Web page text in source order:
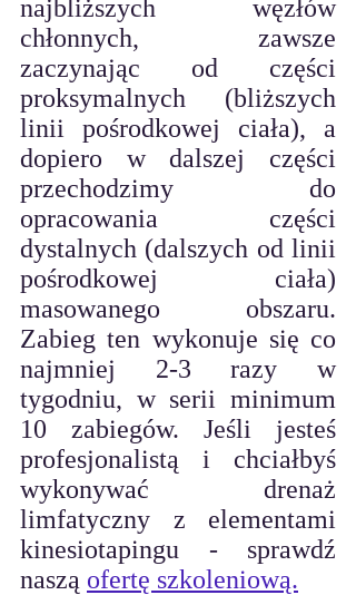
najbliższych węzłów
chłonnych, zawsze
zaczynając od części
proksymalnych (bliższych
linii pośrodkowej ciała), a
dopiero w dalszej części
przechodzimy do
opracowania części
dystalnych (dalszych od linii
pośrodkowej ciała)
masowanego obszaru.
Zabieg ten wykonuje się co
najmniej 2-3 razy w
tygodniu, w serii minimum
10 zabiegów. Jeśli jesteś
profesjonalistą i chciałbyś
wykonywać drenaż
limfatyczny z elementami
kinesiotapingu - sprawdź
naszą ofertę szkoleniową.